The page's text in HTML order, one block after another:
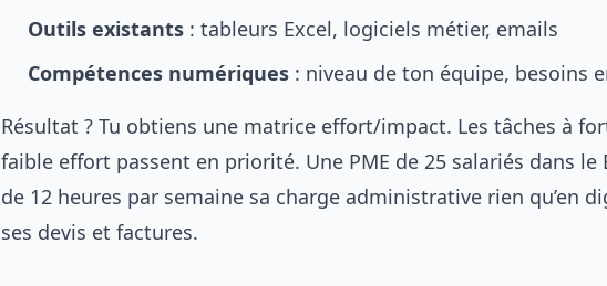
Outils existants : tableurs Excel, logiciels métier, emails
Compétences numériques : niveau de ton équipe, besoins
Résultat ? Tu obtiens une matrice effort/impact. Les tâches à
faible effort passent en priorité. Une PME de 25 salariés dans le
de 12 heures par semaine sa charge administrative rien qu’en
ses devis et factures.